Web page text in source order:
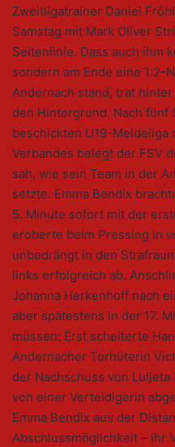
Zweitligatrainer Daniel
Samstag mit Mark Oliver
Seitenlinie. Dass auch ihm
sondern am Ende eine 1:2-
Andernach stand, trat
den Hintergrund. Nach fünf
beschickten U19-Meldeliga
Verbandes belegt der FSV
sah, wie sein Team in der
setzte. Emma Bendix
5. Minute sofort mit der
eroberte beim Pressing in
unbedrängt in den
links erfolgreich ab.
Johanna Herkenhoff nach
aber spätestens in der 17.
müssen: Erst scheiterte
Andernacher Torhüterin
der Nachschuss von
von einer Verteidigerin
Emma Bendix aus der
Abschlussmöglichkeit – ihr